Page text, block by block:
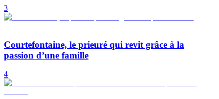
3
Courtefontaine, le prieuré qui revit grâce à la
passion d’une famille
4